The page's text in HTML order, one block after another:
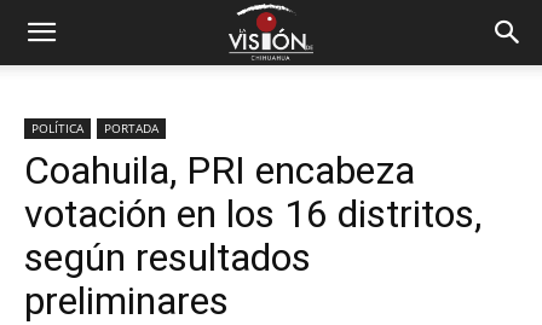
POLÍTICA PORTADA
Coahuila, PRI encabeza
votación en los 16 distritos,
según resultados
preliminares